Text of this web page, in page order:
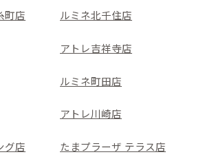
町店 ルミネ北千住店
アトレ吉祥寺店
ルミネ町田店
アトレ川崎店
グ店 たまプラーザ テラス店